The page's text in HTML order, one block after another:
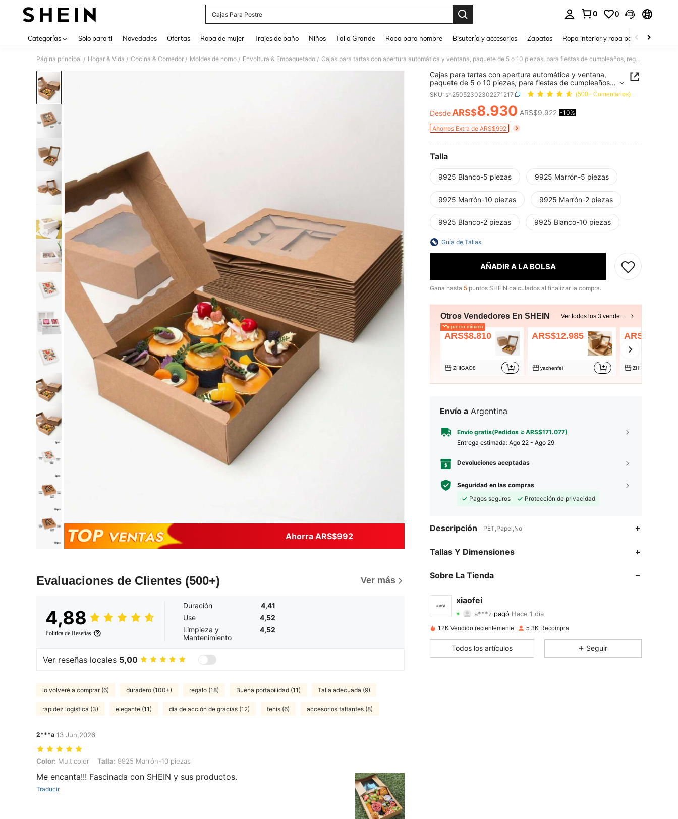
Cajas Para Postre
0 0
Categorías Solo para ti Novedades Ofertas Ropa de mujer Trajes de baño Niños Talla Grande Ropa para hombre Bisutería y accesorios Zapatos Ropa interior y ropa para dormir
Página principal / Hogar & Vida / Cocina & Comedor / Moldes de horno / Envoltura & Empaquetado / Cajas para tartas con apertura automática y ventana, paquete de 5 o 10 piezas, para fiestas de cumpleaños, regalos, bodas, embalaje de pasteles, aptas para muffins, donas, mini pasteles y galletas, Día de San Valentín
Ahorra ARS$992
Evaluaciones de Clientes (500+) Ver más
4,88
Política de Reseñas
Duración
4,41
Use
4,52
Limpieza y
Mantenimiento
4,52
Ver reseñas locales 5,00
lo volveré a comprar (6) duradero (100+) regalo (18) Buena portabilidad (11) Talla adecuada (9)
rapidez logística (3) elegante (11) día de acción de gracias (12) tenis (6) accesorios faltantes (8)
2***a 13 Jun,2026
Color: Multicolor, Talla: 9925 Marrón-10 piezas
Color: Multicolor Talla: 9925 Marrón-10 piezas
Me encanta!!! Fascinada con SHEIN y sus productos.
Traducir
Cajas para tartas con apertura automática y ventana,
paquete de 5 o 10 piezas, para fiestas de cumpleaños,
regalos, bodas, embalaje de pasteles, aptas para
muffins, donas, mini pasteles y galletas, Día de San
SKU: sh25052302302271217 (500+ Comentarios)
PRICE AND AVAILABILITY
DesdeARS$8.930 ARS$9.922 -10%
Ahorros Extra de ARS$992
Talla
9925 Blanco-5 piezas 9925 Marrón-5 piezas
9925 Marrón-10 piezas 9925 Marrón-2 piezas
9925 Blanco-2 piezas 9925 Blanco-10 piezas
Guía de Tallas
AÑADIR A LA BOLSA
Gana hasta 5 puntos SHEIN calculados al finalizar la compra.
Otros Vendedores En SHEIN Ver todos los 3 vendedores
precio mínimo
ARS$8.810
ZHIGAO8
ARS$12.985
yachenfei
ARS$16.150
ZHIGAO9
Envío a Argentina
Envío gratis(Pedidos ≥ ARS$171.077)
Entrega estimada: Ago 22 - Ago 29
Devoluciones aceptadas
Seguridad en las compras
Pagos seguros
Protección de privacidad
Descripción PET,Papel,No
Tallas Y Dimensiones
Sobre La Tienda
xiaofei
4,93
4,93
a***z
d***a seguidoHace 1 día
4,93
12K Vendido recientemente 5.3K Recompra
Todos los artículos Seguir